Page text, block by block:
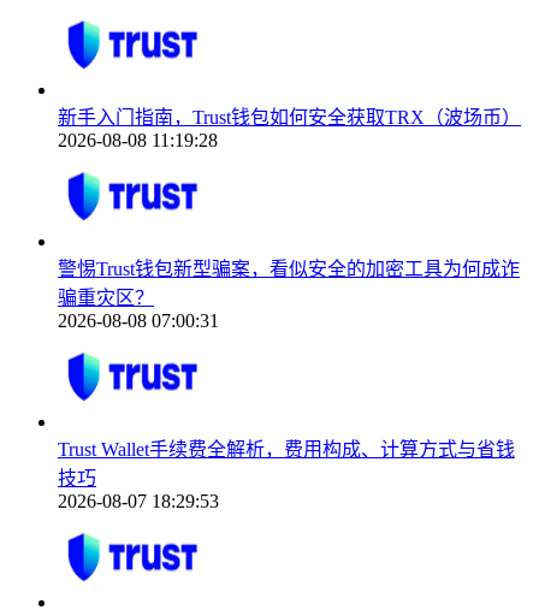
新手入门指南，Trust钱包如何安全获取TRX（波场币）
2026-08-08 11:19:28
警惕Trust钱包新型骗案，看似安全的加密工具为何成诈
骗重灾区？
2026-08-08 07:00:31
Trust Wallet手续费全解析，费用构成、计算方式与省钱
技巧
2026-08-07 18:29:53